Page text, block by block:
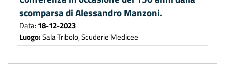
scomparsa di Alessandro Manzoni.
Data:18-12-2023
Luogo:Sala Tribolo, Scuderie Medicee